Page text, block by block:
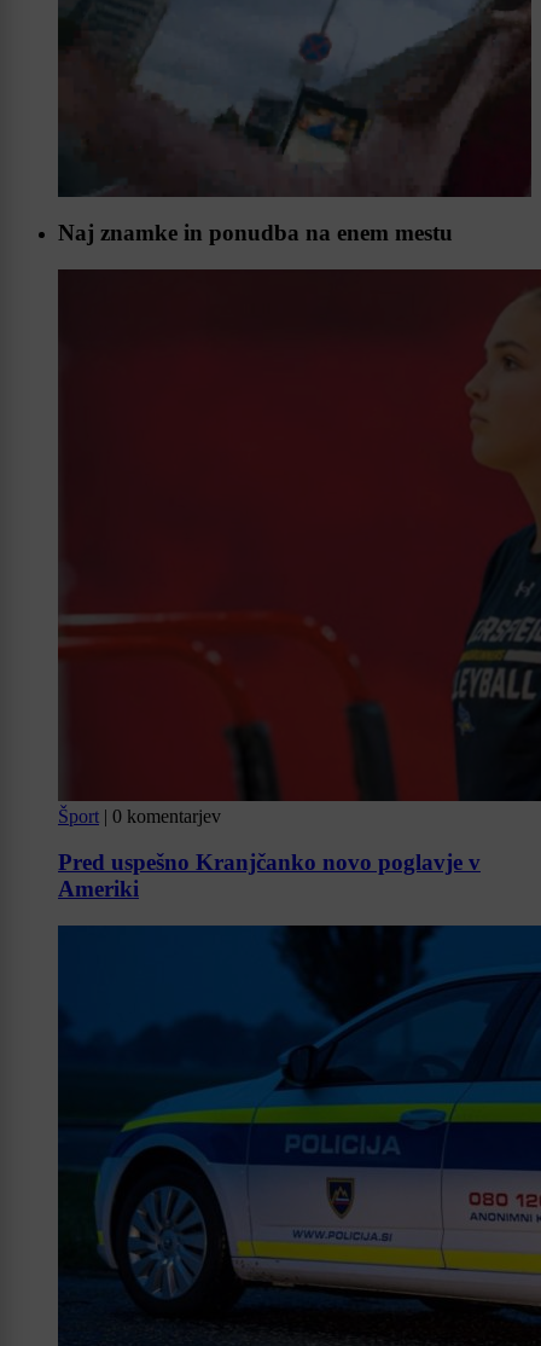
Naj znamke in ponudba na enem mestu
Šport | 0 komentarjev
Pred uspešno Kranjčanko novo poglavje v
Ameriki